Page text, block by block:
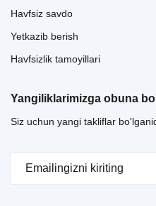
Havfsiz savdo
Yetkazib berish
Havfsizlik tamoyillari
Yangiliklarimizga obuna
Siz uchun yangi takliflar